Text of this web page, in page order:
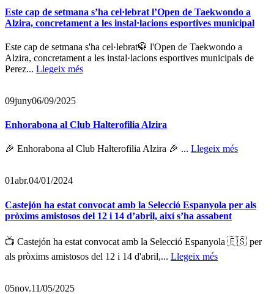
Este cap de setmana s’ha cel·lebrat l’Open de Taekwondo a
Alzira, concretament a les instal·lacions esportives municipal
Este cap de setmana s'ha cel·lebrat🥋 l'Open de Taekwondo a
Alzira, concretament a les instal·lacions esportives municipals de
Perez... Llegeix més
09juny06/09/2025
Enhorabona al Club Halterofilia Alzira
🎉 Enhorabona al Club Halterofilia Alzira 🎉 ... Llegeix més
01abr.04/01/2024
Castejón ha estat convocat amb la Selecció Espanyola per als
pròxims amistosos del 12 i 14 d’abril, així s’ha assabent
📺 Castejón ha estat convocat amb la Selecció Espanyola 🇪🇸 per
als pròxims amistosos del 12 i 14 d'abril,... Llegeix més
05nov.11/05/2025